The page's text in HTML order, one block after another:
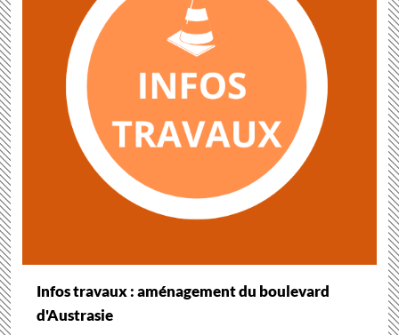
Infos travaux : aménagement du boulevard
d'Austrasie